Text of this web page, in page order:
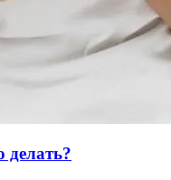
делать?